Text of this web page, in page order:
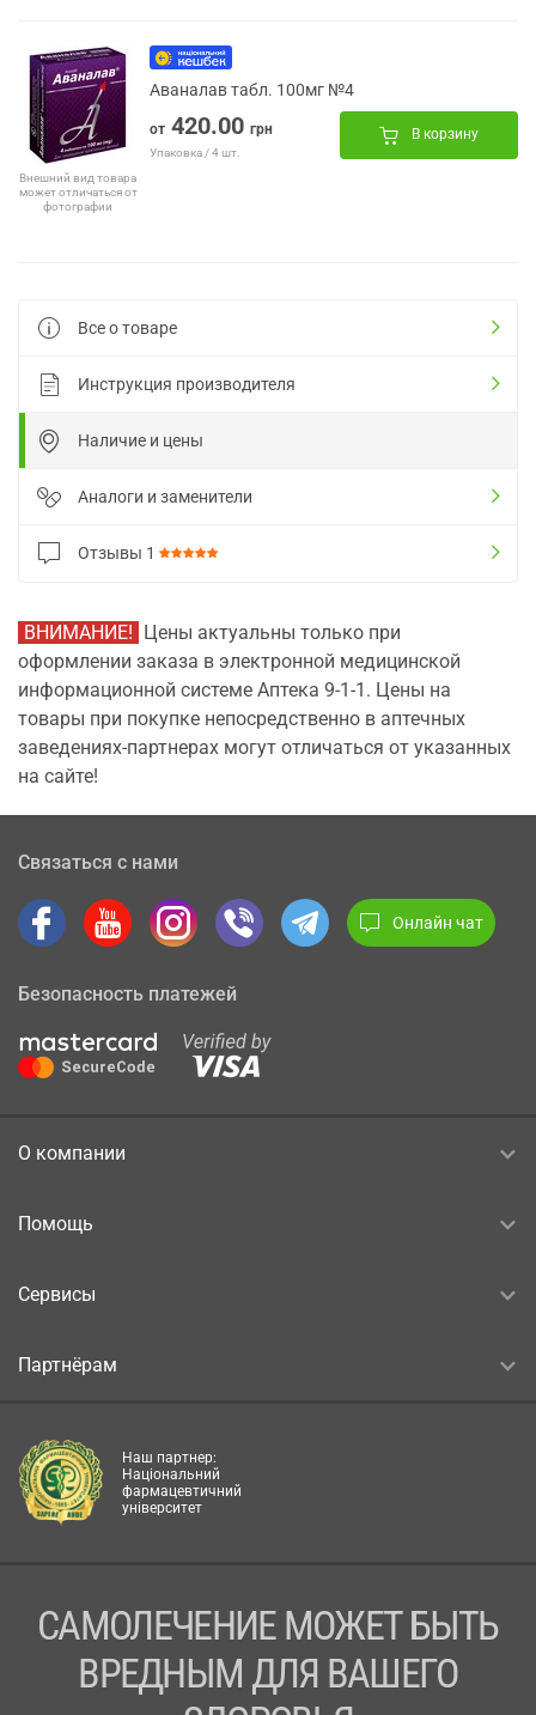
Внешний вид товара
может отличаться от
фотографии
Аваналав табл. 100мг №4
от 420.00 грн
Упаковка / 4 шт.
В корзину
Все о товаре
Инструкция производителя
Наличие и цены
Аналоги и заменители
Отзывы 1
ВНИМАНИЕ! Цены актуальны только при
оформлении заказа в электронной медицинской
информационной системе Аптека 9-1-1. Цены на
товары при покупке непосредственно в аптечных
заведениях-партнерах могут отличаться от указанных
на сайте!
Связаться с нами
Онлайн чат
Безопасность платежей
О компании
Помощь
Сервисы
Партнёрам
Наш партнер:
Національний
фармацевтичний
університет
САМОЛЕЧЕНИЕ МОЖЕТ БЫТЬ
ВРЕДНЫМ ДЛЯ ВАШЕГО